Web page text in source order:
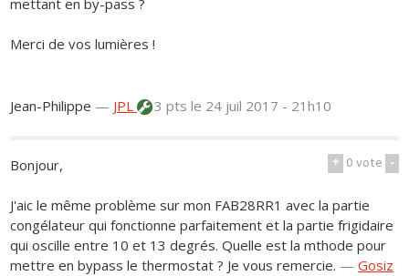
mettant en by-pass ?
Merci de vos lumières !
Jean-Philippe — JPL 3 ptsle 24 juil 2017 - 21h10
+ 0vote -
Bonjour,
J'aic le même problème sur mon FAB28RR1 avec la partie
congélateur qui fonctionne parfaitement et la partie frigidaire
qui oscille entre 10 et 13 degrés. Quelle est la mthode pour
mettre en bypass le thermostat ? Je vous remercie. —Gosiz